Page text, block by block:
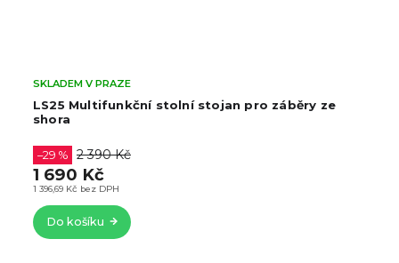
stojan pro záběry ze
Flexibilní rameno pro